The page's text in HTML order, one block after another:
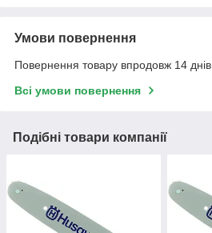
Умови повернення
Повернення товару впродовж 14
Всі умови повернення
Подібні товари компанії